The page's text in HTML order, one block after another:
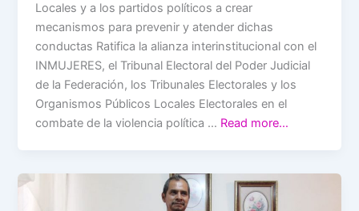
Locales y a los partidos políticos a crear
mecanismos para prevenir y atender dichas
conductas Ratifica la alianza interinstitucional con el
INMUJERES, el Tribunal Electoral del Poder Judicial
de la Federación, los Tribunales Electorales y los
Organismos Públicos Locales Electorales en el
combate de la violencia política … Read more…